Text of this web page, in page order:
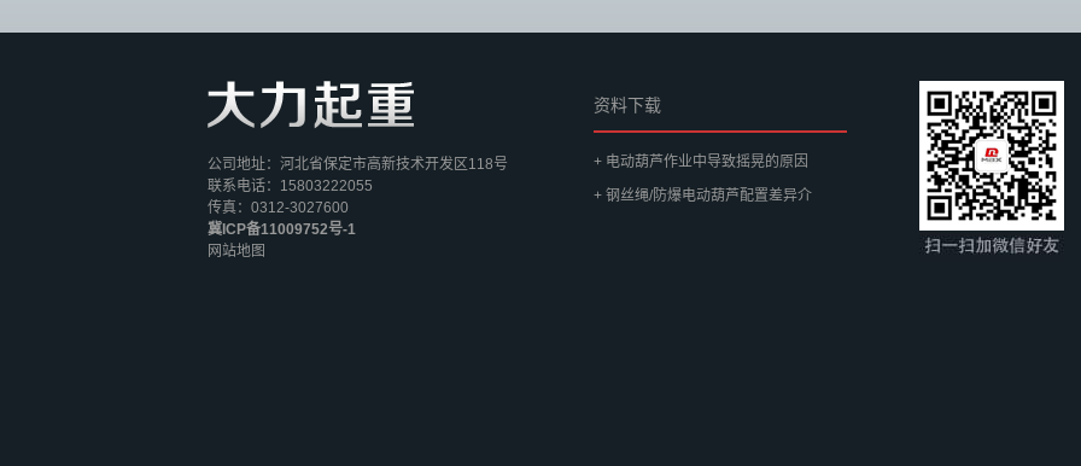
公司地址：河北省保定市高新技术开发区118号
联系电话：15803222055
传真：0312-3027600
冀ICP备11009752号-1
网站地图
资料下载
+ 电动葫芦作业中导致摇晃的原因
+ 钢丝绳/防爆电动葫芦配置差异介